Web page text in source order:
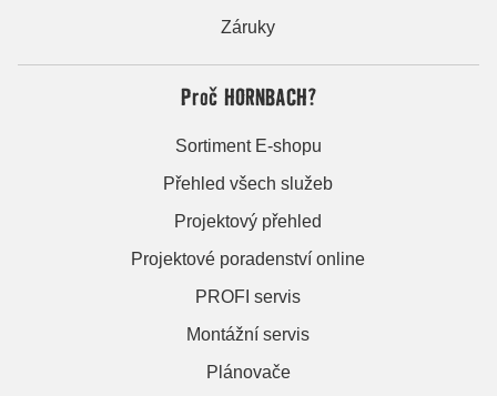
Záruky
Proč HORNBACH?
Sortiment E-shopu
Přehled všech služeb
Projektový přehled
Projektové poradenství online
PROFI servis
Montážní servis
Plánovače